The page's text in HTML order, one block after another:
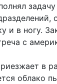
и в ногу.
с
в
облако